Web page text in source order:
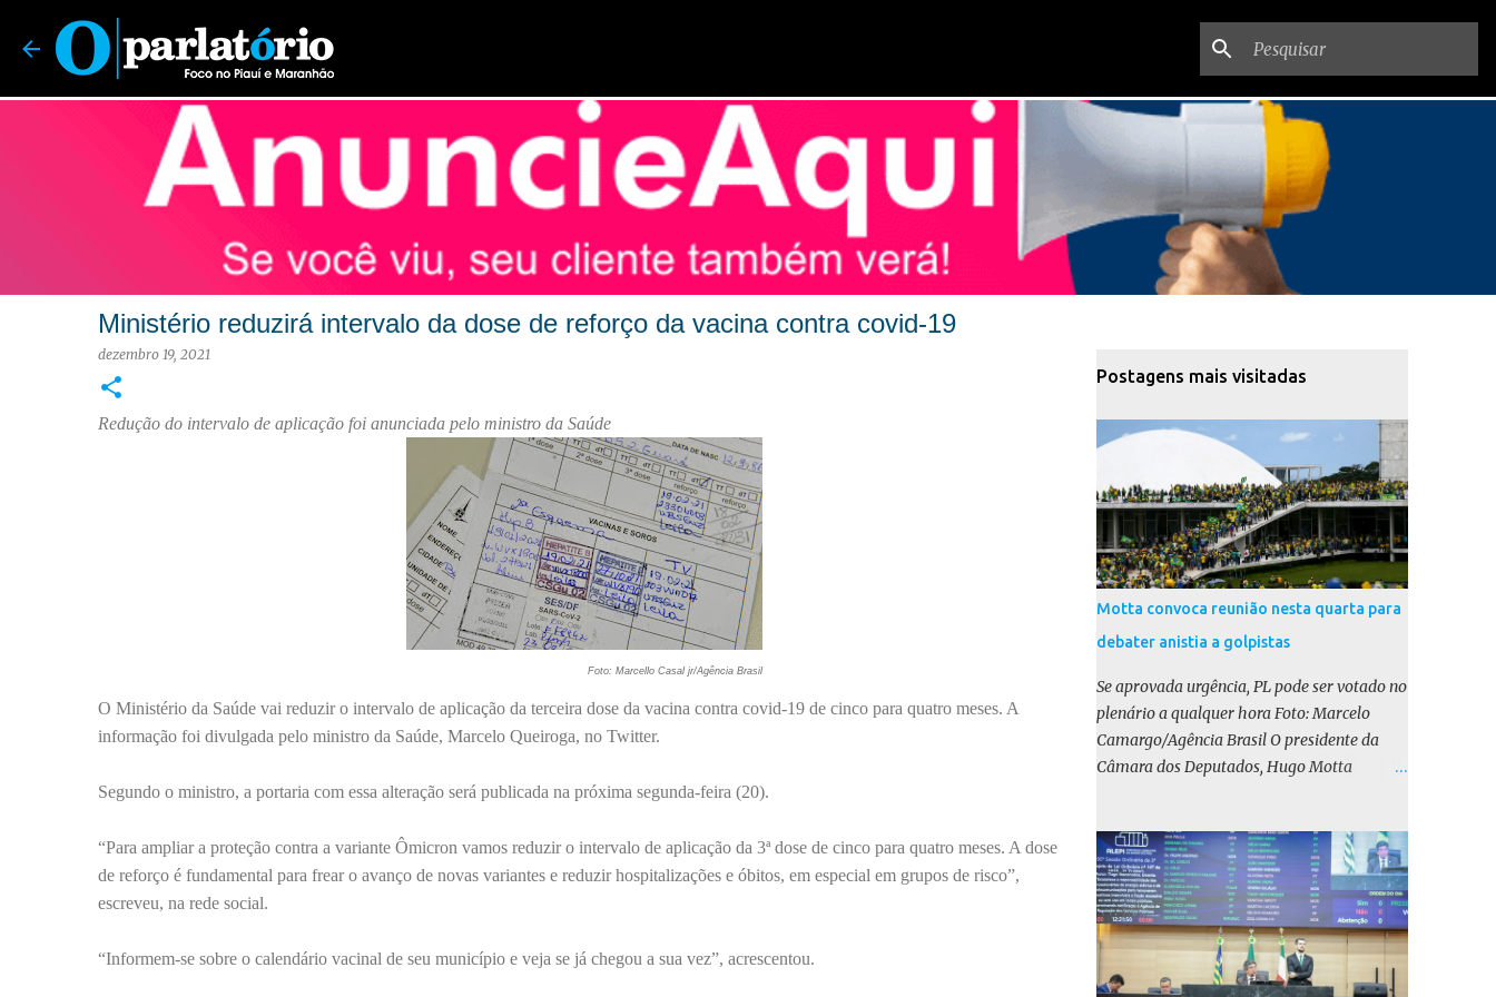
O Parlatório | Foco no Piauí e Maranhão
Ministério reduzirá intervalo da dose de reforço da vacina contra covid-19
dezembro 19, 2021
Redução do intervalo de aplicação foi anunciada pelo ministro da Saúde
Foto: Marcello Casal jr/Agência Brasil
O Ministério da Saúde vai reduzir o intervalo de aplicação da terceira dose da vacina contra covid-19 de cinco para quatro meses. A
informação foi divulgada pelo ministro da Saúde, Marcelo Queiroga, no Twitter.
Segundo o ministro, a portaria com essa alteração será publicada na próxima segunda-feira (20).
“Para ampliar a proteção contra a variante Ômicron vamos reduzir o intervalo de aplicação da 3ª dose de cinco para quatro meses. A dose
de reforço é fundamental para frear o avanço de novas variantes e reduzir hospitalizações e óbitos, em especial em grupos de risco”,
escreveu, na rede social.
“Informem-se sobre o calendário vacinal de seu município e veja se já chegou a sua vez”, acrescentou.
Postagens mais visitadas
Motta convoca reunião nesta quarta para
debater anistia a golpistas
Se aprovada urgência, PL pode ser votado no
plenário a qualquer hora Foto: Marcelo
Camargo/Agência Brasil O presidente da
Câmara dos Deputados, Hugo Motta
líderes para discutir a votação da urgência
para o projeto de lei (PL) que prevê a anistia
aos condenados por tentativa de golpe de
Estado. Motta disse, em uma rede social, que
a reunião vai “deliberar sobre a urgência dos
projetos que tratam do acontecido em 8 de